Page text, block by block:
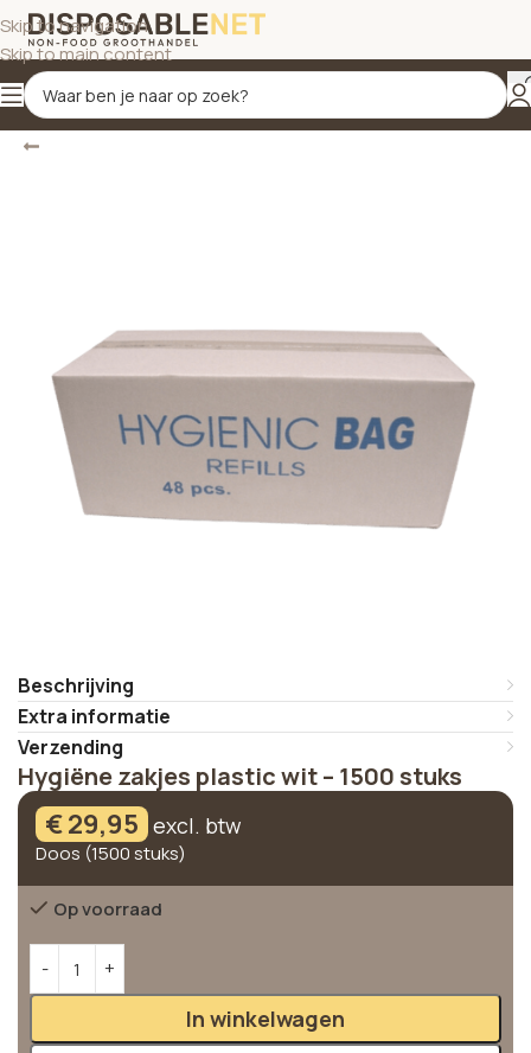
Skip to navigation
Skip to main content
Terug Home/Afvalzakken
Beschrijving
Extra informatie
Verzending
Hygiëne zakjes plastic wit – 1500 stuks
€29,95 excl. btw
Doos (1500 stuks)
Op voorraad
In winkelwagen